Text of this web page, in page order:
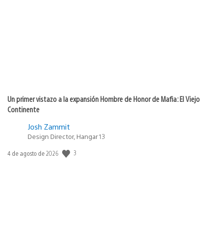
Un primer vistazo a la expansión Hombre de Honor de Mafia: El Viejo
Continente
Josh Zammit
Design Director, Hangar 13
Fecha
4 de agosto de 2026 3